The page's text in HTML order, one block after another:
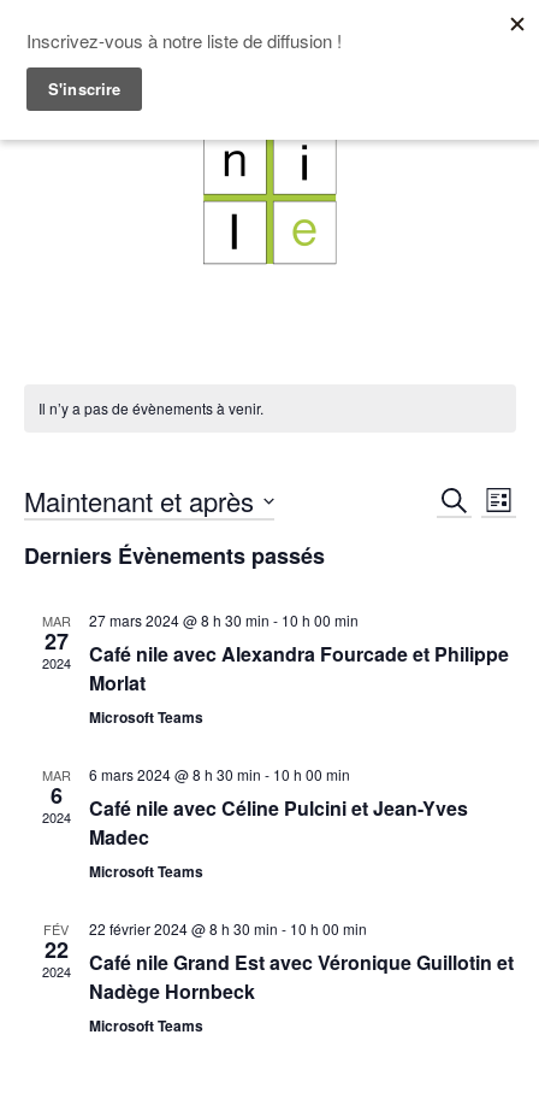
F L X I
Il n’y a pas de évènements à venir.
de
Liste
Maintenant et après
une
Derniers Évènements passés
MAR
27
2024
27 mars 2024 @ 8 h 30 min - 10 h 00 min
Café nile avec Alexandra Fourcade et Philippe
Morlat
Microsoft Teams
MAR
6
2024
6 mars 2024 @ 8 h 30 min - 10 h 00 min
Café nile avec Céline Pulcini et Jean-Yves
Madec
Microsoft Teams
FÉV
22
2024
22 février 2024 @ 8 h 30 min - 10 h 00 min
Café nile Grand Est avec Véronique Guillotin et
Nadège Hornbeck
Microsoft Teams